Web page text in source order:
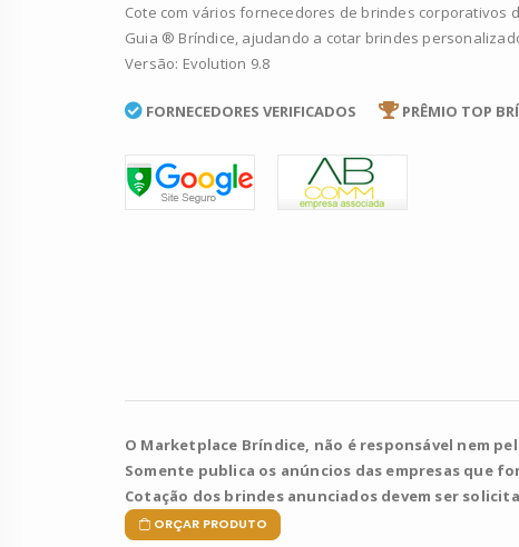
Cote com vários fornecedores de brindes corporativos
Guia ® Bríndice, ajudando a cotar brindes
Versão: Evolution 9.8
FORNECEDORES VERIFICADOS PRÊMIO TOP
O Marketplace Bríndice, não é responsável nem
Somente publica os anúncios das empresas que
Cotação dos brindes anunciados devem ser
ORÇAR PRODUTO